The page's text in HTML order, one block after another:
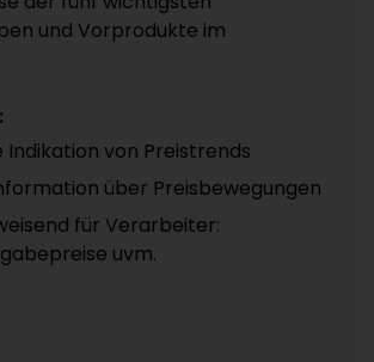
und Vorprodukte im
Indikation von Preistrends
über Preisbewegungen
für Verarbeiter:
uvm.